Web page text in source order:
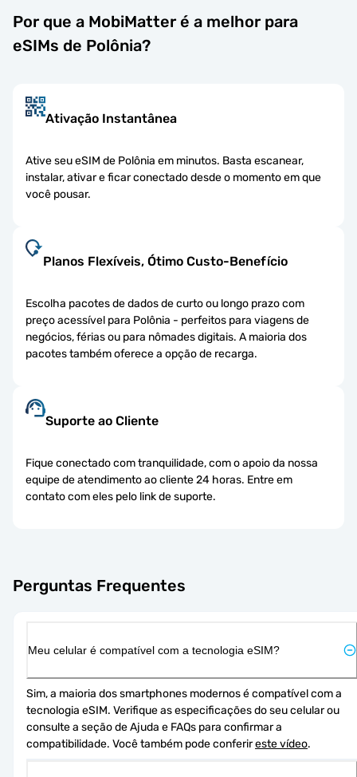
Por que a MobiMatter é a melhor para
eSIMs de Polônia?
Ativação Instantânea
Ative seu eSIM de Polônia em minutos. Basta escanear,
instalar, ativar e ficar conectado desde o momento em que
você pousar.
Planos Flexíveis, Ótimo Custo-Benefício
Escolha pacotes de dados de curto ou longo prazo com
preço acessível para Polônia - perfeitos para viagens de
negócios, férias ou para nômades digitais. A maioria dos
pacotes também oferece a opção de recarga.
Suporte ao Cliente
Fique conectado com tranquilidade, com o apoio da nossa
equipe de atendimento ao cliente 24 horas. Entre em
contato com eles pelo link de suporte.
Perguntas Frequentes
Meu celular é compatível com a tecnologia eSIM?
Sim, a maioria dos smartphones modernos é compatível com a
tecnologia eSIM. Verifique as especificações do seu celular ou
consulte a seção de Ajuda e FAQs para confirmar a
compatibilidade. Você também pode conferir este vídeo.